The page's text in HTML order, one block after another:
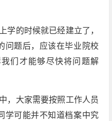
学的时候就已经建立了，
问题后，应该在毕业院校
们才能够尽快将问题解
，大家需要按照工作人员
学可能并不知道档案中究